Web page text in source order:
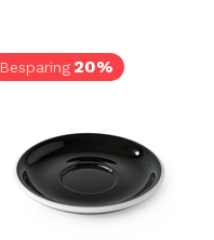
Besparing 20%